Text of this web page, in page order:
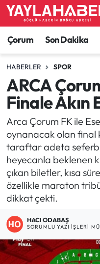
Çorum Son Dakika
HABERLER SPOR
ARCA
Finale Akın
Arca Çorum FK ile
oynanacak olan final
taraftar adeta
heyecanla beklenen
çıkan biletler, kısa
özellikle maraton
dikkat çekti.
HACI ODABAŞ
SORUMLU YAZI İŞLERI
Alaca Haberleri
Bayat Haberleri
Bilgi - Keşfet
Bilim ve Teknoloji
Boğazkale
Çorum Haberleri
Çorum Son
Eğitim
Çorum Nöbetçi
Çorum Hava
Çorum Namaz
Çorum Trafik
TFF 1.Lig Puan
Tüm Manşetler
Son Dakika